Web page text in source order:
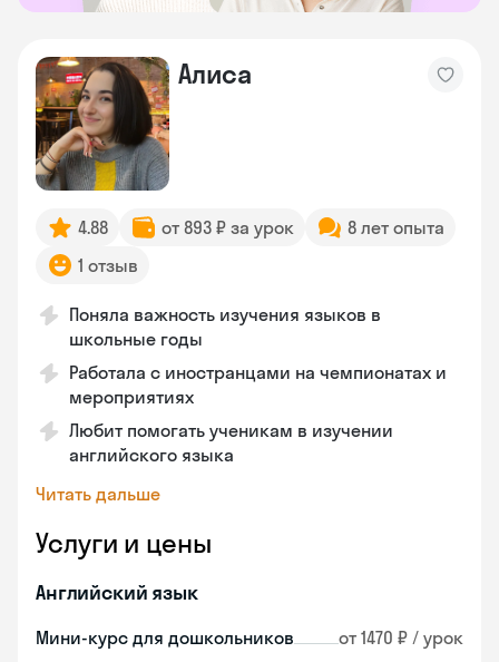
Алиса
4.88 от 893 ₽ за урок
8 лет опыта
1 отзыв
Поняла важность изучения языков в
школьные годы
Работала с иностранцами на чемпионатах и
мероприятиях
Любит помогать ученикам в изучении
английского языка
Читать дальше
Услуги и цены
Английский язык
Мини-курс для дошкольников от 1470 ₽ / урок